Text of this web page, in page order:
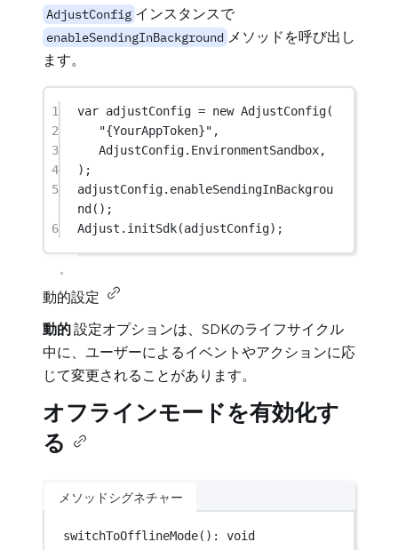
AdjustConfig インスタンスで
enableSendingInBackground メソッドを呼び出し
ます。
1 var adjustConfig = new AdjustConfig(
2
"{YourAppToken}" ,
3
AdjustConfig.EnvironmentSandbox,
4
);
5
adjustConfig. enableSendingInBackgrou
nd ();
6
Adjust. initSdk(adjustConfig);
動的設定
動的設定オプションは、SDKのライフサイクル
中に、ユーザーによるイベントやアクションに応
じて変更されることがあります。
オフラインモードを有効化す
る
メソッドシグネチャー
switchToOfflineMode(): void